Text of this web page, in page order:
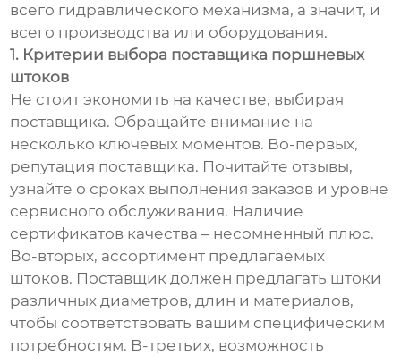
всего гидравлического механизма, а значит, и
всего производства или оборудования.
1. Критерии выбора поставщика поршневых
штоков
Не стоит экономить на качестве, выбирая
поставщика. Обращайте внимание на
несколько ключевых моментов. Во-первых,
репутация поставщика. Почитайте отзывы,
узнайте о сроках выполнения заказов и уровне
сервисного обслуживания. Наличие
сертификатов качества – несомненный плюс.
Во-вторых, ассортимент предлагаемых
штоков. Поставщик должен предлагать штоки
различных диаметров, длин и материалов,
чтобы соответствовать вашим специфическим
потребностям. В-третьих, возможность